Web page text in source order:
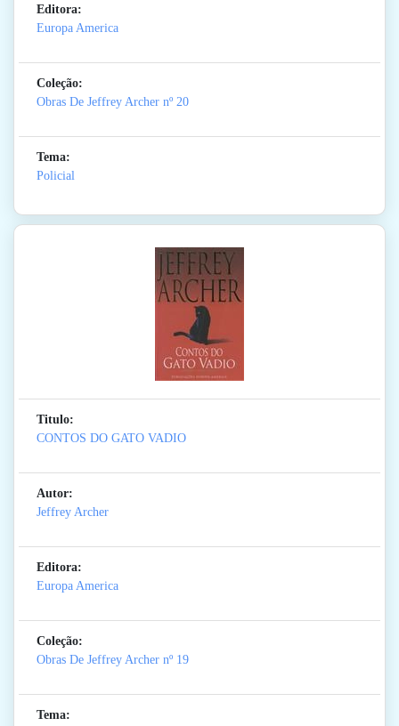
Editora:
Europa America
Coleção:
Obras De Jeffrey Archer nº 20
Tema:
Policial
Titulo:
CONTOS DO GATO VADIO
Autor:
Jeffrey Archer
Editora:
Europa America
Coleção:
Obras De Jeffrey Archer nº 19
Tema: